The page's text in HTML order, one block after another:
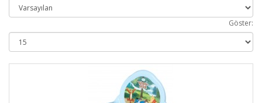
Göster: